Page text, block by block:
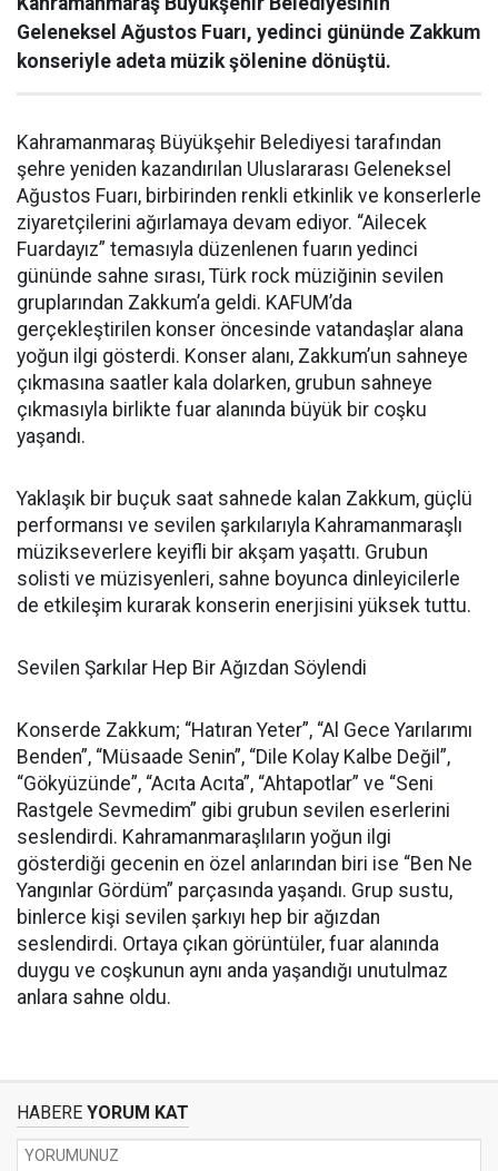
Geleneksel Ağustos Fuarı, yedinci gününde Zakkum
konseriyle adeta müzik şölenine dönüştü.
Kahramanmaraş Büyükşehir Belediyesi tarafından
şehre yeniden kazandırılan Uluslararası Geleneksel
Ağustos Fuarı, birbirinden renkli etkinlik ve konserlerle
ziyaretçilerini ağırlamaya devam ediyor. “Ailecek
Fuardayız” temasıyla düzenlenen fuarın yedinci
gününde sahne sırası, Türk rock müziğinin sevilen
gruplarından Zakkum’a geldi. KAFUM’da
gerçekleştirilen konser öncesinde vatandaşlar alana
yoğun ilgi gösterdi. Konser alanı, Zakkum’un sahneye
çıkmasına saatler kala dolarken, grubun sahneye
çıkmasıyla birlikte fuar alanında büyük bir coşku
yaşandı.
Yaklaşık bir buçuk saat sahnede kalan Zakkum, güçlü
performansı ve sevilen şarkılarıyla Kahramanmaraşlı
müzikseverlere keyifli bir akşam yaşattı. Grubun
solisti ve müzisyenleri, sahne boyunca dinleyicilerle
de etkileşim kurarak konserin enerjisini yüksek tuttu.
Sevilen Şarkılar Hep Bir Ağızdan Söylendi
Konserde Zakkum; “Hatıran Yeter”, “Al Gece Yarılarımı
Benden”, “Müsaade Senin”, “Dile Kolay Kalbe Değil”,
“Gökyüzünde”, “Acıta Acıta”, “Ahtapotlar” ve “Seni
Rastgele Sevmedim” gibi grubun sevilen eserlerini
seslendirdi. Kahramanmaraşlıların yoğun ilgi
gösterdiği gecenin en özel anlarından biri ise “Ben Ne
Yangınlar Gördüm” parçasında yaşandı. Grup sustu,
binlerce kişi sevilen şarkıyı hep bir ağızdan
seslendirdi. Ortaya çıkan görüntüler, fuar alanında
duygu ve coşkunun aynı anda yaşandığı unutulmaz
anlara sahne oldu.
HABERE YORUM KAT